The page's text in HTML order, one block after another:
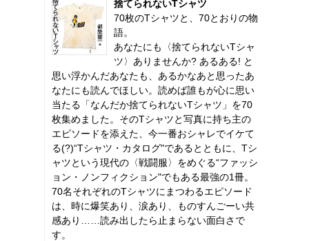
捨てられないTシャツ
70枚のTシャツと、70とおりの物
語。
あなたにも〈捨てられないTシャ
ツ〉ありませんか? あるある! と
思い浮かんだあなたも、あるかなあと思ったあ
なたにも読んでほしい。読めば誰もが心に思い
当たる「なんだか捨てられないTシャツ」を70
枚集めました。そのTシャツと写真に持ち主の
エピソードを添えた、今一番おシャレでイケて
る(?)“Tシャツ・カタログ"であるとともに、Tシ
ャツという現代の〈戦闘服〉をめぐる“ファッシ
ョン・ノンフィクション"でもある最強の1冊。
70名それぞれのTシャツにまつわるエピソード
は、時に爆笑あり、涙あり、ものすんごーい共
感あり……読み出したら止まらない面白さで
す。